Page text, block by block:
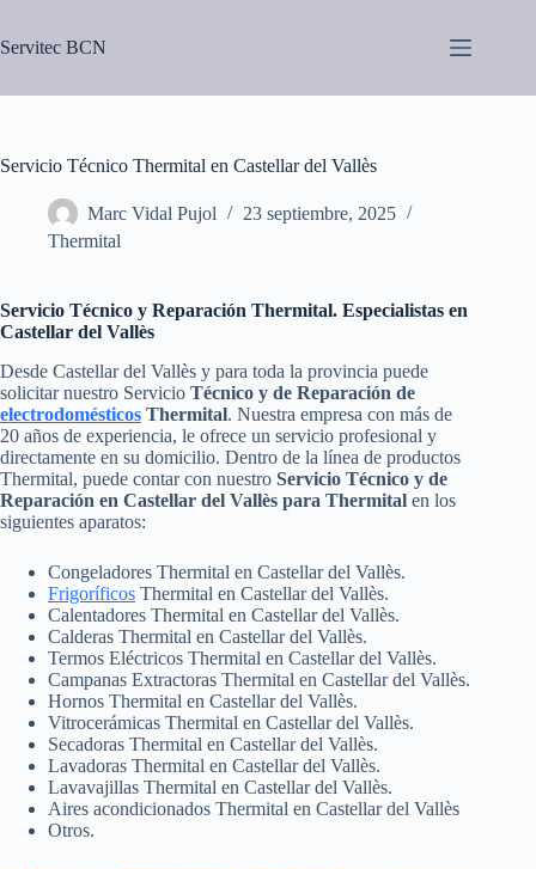
contenido
Servitec BCN
Servicio Técnico Thermital en Castellar del Vallès
Marc Vidal Pujol
23 septiembre, 2025
Thermital
Servicio Técnico y Reparación Thermital. Especialistas en
Castellar del Vallès
Desde Castellar del Vallès y para toda la provincia puede
solicitar nuestro Servicio Técnico y de Reparación de
electrodomésticos Thermital. Nuestra empresa con más de
20 años de experiencia, le ofrece un servicio profesional y
directamente en su domicilio. Dentro de la línea de productos
Thermital, puede contar con nuestro Servicio Técnico y de
Reparación en Castellar del Vallès para Thermital en los
siguientes aparatos:
Congeladores Thermital en Castellar del Vallès.
Frigoríficos Thermital en Castellar del Vallès.
Calentadores Thermital en Castellar del Vallès.
Calderas Thermital en Castellar del Vallès.
Termos Eléctricos Thermital en Castellar del Vallès.
Campanas Extractoras Thermital en Castellar del Vallès.
Hornos Thermital en Castellar del Vallès.
Vitrocerámicas Thermital en Castellar del Vallès.
Secadoras Thermital en Castellar del Vallès.
Lavadoras Thermital en Castellar del Vallès.
Lavavajillas Thermital en Castellar del Vallès.
Aires acondicionados Thermital en Castellar del Vallès
Otros.